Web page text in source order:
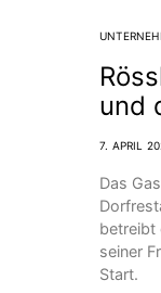
und
7. APRIL
Das
betreibt
seiner
Start.